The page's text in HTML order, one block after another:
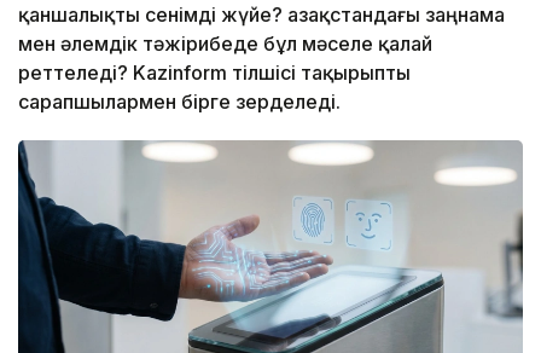
қаншалықты сенімді жүйе? Қазақстандағы заңнама
мен әлемдік тәжірибеде бұл мәселе қалай
реттеледі? Kazinform тілшісі тақырыпты
сарапшылармен бірге зерделеді.